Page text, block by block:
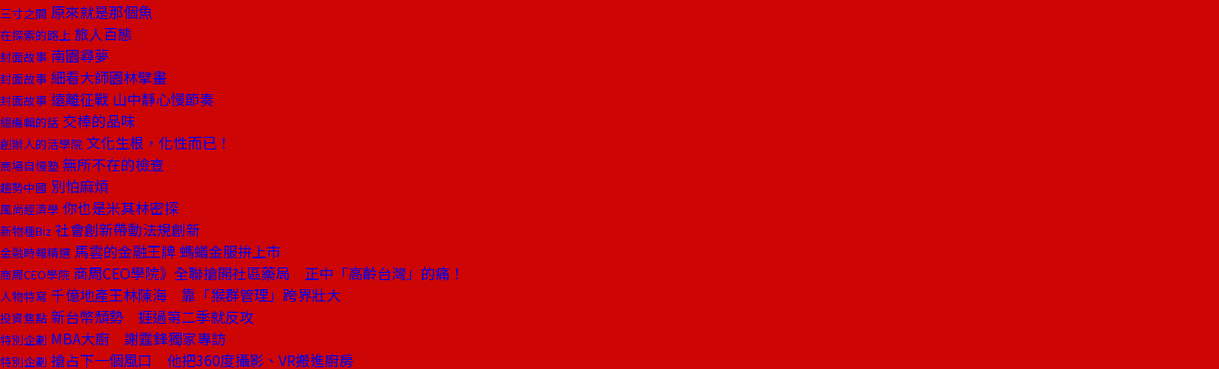
三寸之間 原來就是那個魚
在探索的路上 旅人百態
封面故事 南園尋夢
封面故事 細看大師園林擘畫
封面故事 遠離征戰 山中靜心慢節奏
總編輯的話 交棒的品味
創辦人的活學院 文化生根，化性而已！
商場自慢塾 無所不在的檢查
趨勢中國 別怕麻煩
風尚經濟學 你也是米其林密探
新物種Biz 社會創新帶動法規創新
金融時報精選 馬雲的金融王牌 螞蟻金服拚上市
商周CEO學院 商周CEO學院》全聯搶開社區藥局 正中「高齡台灣」的痛！
人物特寫 千億地產王林陳海 靠「猴群管理」跨界壯大
投資焦點 新台幣頹勢 捱過第二季就反攻
特別企劃 MBA大廚 謝霆鋒獨家專訪
特別企劃 搶占下一個風口 他把360度攝影、VR搬進廚房